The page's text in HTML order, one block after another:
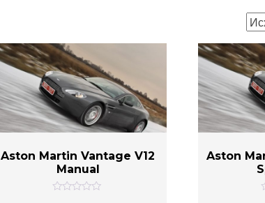
Aston Martin Vantage V12
Manual
Aston